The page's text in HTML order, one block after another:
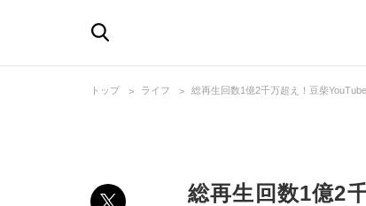
トップ ライフ 総再生回数1億2千万超え！豆柴
総再生回数1億2